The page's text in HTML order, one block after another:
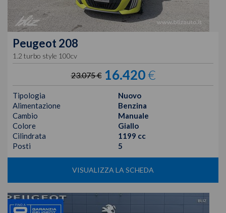
Peugeot 208
1.2 turbo style 100cv
23.075 € 16.420€
Tipologia
Nuovo
Alimentazione
Benzina
Cambio
Manuale
Colore
Giallo
Cilindrata
1199 cc
Posti
5
VISUALIZZA LA SCHEDA